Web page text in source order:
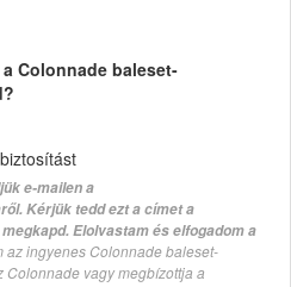
Colonnade baleset-
e-mailen a
Kérjük tedd ezt a címet a
Elolvastam és elfogadom a
az ingyenes Colonnade baleset-
Colonnade vagy megbízottja a